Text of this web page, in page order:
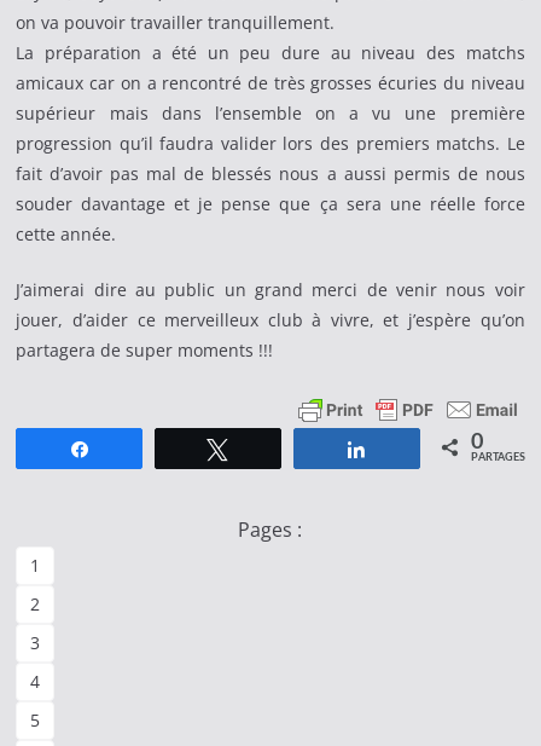
on va pouvoir travailler tranquillement.
La préparation a été un peu dure au niveau des matchs
amicaux car on a rencontré de très grosses écuries du niveau
supérieur mais dans l’ensemble on a vu une première
progression qu’il faudra valider lors des premiers matchs. Le
fait d’avoir pas mal de blessés nous a aussi permis de nous
souder davantage et je pense que ça sera une réelle force
cette année.
J’aimerai dire au public un grand merci de venir nous voir
jouer, d’aider ce merveilleux club à vivre, et j’espère qu’on
partagera de super moments !!!
Partagez 0
PARTAGES
Pages :
1
2
3
4
5